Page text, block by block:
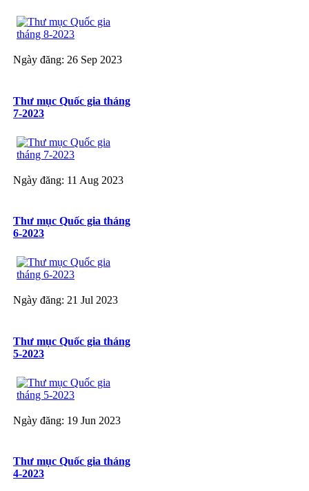
Ngày đăng: 26 Sep 2023
Thư mục Quốc gia tháng
7-2023
Ngày đăng: 11 Aug 2023
Thư mục Quốc gia tháng
6-2023
Ngày đăng: 21 Jul 2023
Thư mục Quốc gia tháng
5-2023
Ngày đăng: 19 Jun 2023
Thư mục Quốc gia tháng
4-2023